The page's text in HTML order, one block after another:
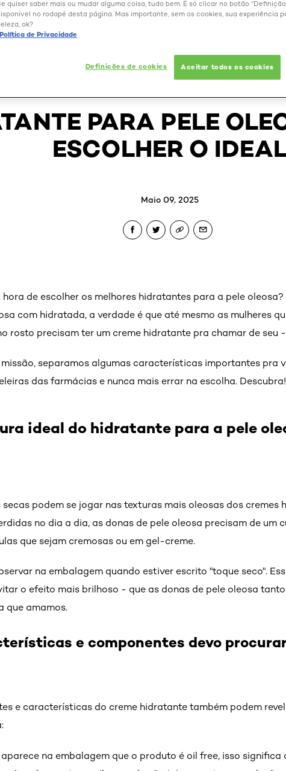
BELEZA EXTRAORDINÁRIA
PARA PELE
ESCOLHER O
Maio 09, 2025
de escolher os melhores hidratantes para a pele
com hidratada, a verdade é que até mesmo as mulheres
rosto precisam ter um creme hidratante pra chamar de seu
missão, separamos algumas características importantes pra
das farmácias e nunca mais errar na escolha. Descubra!
ideal do hidratante para a pele
secas podem se jogar nas texturas mais oleosas dos
no dia a dia, as donas de pele oleosa precisam de um
que sejam cremosas ou em gel-creme.
na embalagem quando estiver escrito "toque seco".
o efeito mais brilhoso - que as donas de pele oleosa
que amamos.
e componentes devo
e características do creme hidratante também podem
na embalagem que o produto é oil free, isso significa
quiser saber mais ou mudar alguma coisa, tudo bem. É só clicar no botão
no rodapé desta página. Mas importante, sem os cookies, sua experiência
ok?
Política de Privacidade
Definições de cookies Aceitar todos os cookies